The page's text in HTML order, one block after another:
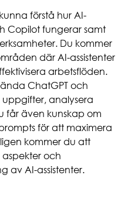
förstå hur AI-
Copilot fungerar samt
Du kommer
där AI-assistenter
arbetsflöden.
ChatGPT och
analysera
får även kunskap om
för att maximera
kommer du att
och
av AI-assistenter.